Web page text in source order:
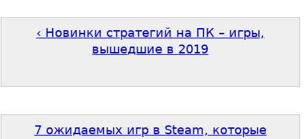
‹ Новинки стратегий на ПК – игры,
вышедшие в 2019
7 ожидаемых игр в Steam, которые